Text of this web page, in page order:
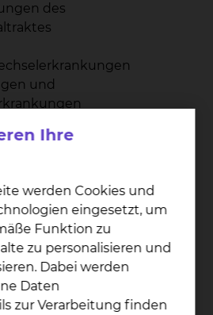
des
und
102
Betten
und Patienten jährlich
Ihre
werden Cookies und
eingesetzt, um
Funktion zu
zu personalisieren und
Dabei werden
Daten
zur Verarbeitung finden